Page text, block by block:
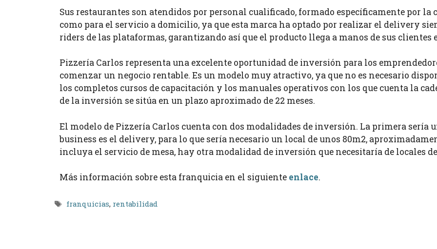
Sus restaurantes son atendidos por personal cualificado, formado específicamente por la
como para el servicio a domicilio, ya que esta marca ha optado por realizar el delivery
riders de las plataformas, garantizando así que el producto llega a manos de sus clientes
Pizzería Carlos representa una excelente oportunidad de inversión para los
comenzar un negocio rentable. Es un modelo muy atractivo, ya que no es necesario
los completos cursos de capacitación y los manuales operativos con los que cuenta la
de la inversión se sitúa en un plazo aproximado de 22 meses.
El modelo de Pizzería Carlos cuenta con dos modalidades de inversión. La primera sería
business es el delivery, para lo que sería necesario un local de unos 80m2,
incluya el servicio de mesa, hay otra modalidad de inversión que necesitaría de locales
Más información sobre esta franquicia en el siguiente enlace.
Etiquetas
franquicias, rentabilidad